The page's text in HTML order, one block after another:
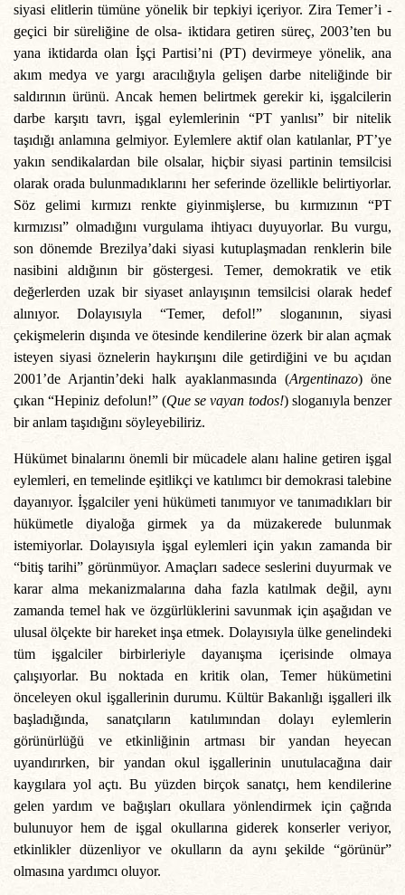
siyasi elitlerin tümüne yönelik bir tepkiyi içeriyor. Zira Temer’i -
geçici bir süreliğine de olsa- iktidara getiren süreç, 2003’ten bu
yana iktidarda olan İşçi Partisi’ni (PT) devirmeye yönelik, ana
akım medya ve yargı aracılığıyla gelişen darbe niteliğinde bir
saldırının ürünü. Ancak hemen belirtmek gerekir ki, işgalcilerin
darbe karşıtı tavrı, işgal eylemlerinin “PT yanlısı” bir nitelik
taşıdığı anlamına gelmiyor. Eylemlere aktif olan katılanlar, PT’ye
yakın sendikalardan bile olsalar, hiçbir siyasi partinin temsilcisi
olarak orada bulunmadıklarını her seferinde özellikle belirtiyorlar.
Söz gelimi kırmızı renkte giyinmişlerse, bu kırmızının “PT
kırmızısı” olmadığını vurgulama ihtiyacı duyuyorlar. Bu vurgu,
son dönemde Brezilya’daki siyasi kutuplaşmadan renklerin bile
nasibini aldığının bir göstergesi. Temer, demokratik ve etik
değerlerden uzak bir siyaset anlayışının temsilcisi olarak hedef
alınıyor. Dolayısıyla “Temer, defol!” sloganının, siyasi
çekişmelerin dışında ve ötesinde kendilerine özerk bir alan açmak
isteyen siyasi öznelerin haykırışını dile getirdiğini ve bu açıdan
2001’de Arjantin’deki halk ayaklanmasında (Argentinazo) öne
çıkan “Hepiniz defolun!” (Que se vayan todos!) sloganıyla benzer
bir anlam taşıdığını söyleyebiliriz.
Hükümet binalarını önemli bir mücadele alanı haline getiren işgal
eylemleri, en temelinde eşitlikçi ve katılımcı bir demokrasi talebine
dayanıyor. İşgalciler yeni hükümeti tanımıyor ve tanımadıkları bir
hükümetle diyaloğa girmek ya da müzakerede bulunmak
istemiyorlar. Dolayısıyla işgal eylemleri için yakın zamanda bir
“bitiş tarihi” görünmüyor. Amaçları sadece seslerini duyurmak ve
karar alma mekanizmalarına daha fazla katılmak değil, aynı
zamanda temel hak ve özgürlüklerini savunmak için aşağıdan ve
ulusal ölçekte bir hareket inşa etmek. Dolayısıyla ülke genelindeki
tüm işgalciler birbirleriyle dayanışma içerisinde olmaya
çalışıyorlar. Bu noktada en kritik olan, Temer hükümetini
önceleyen okul işgallerinin durumu. Kültür Bakanlığı işgalleri ilk
başladığında, sanatçıların katılımından dolayı eylemlerin
görünürlüğü ve etkinliğinin artması bir yandan heyecan
uyandırırken, bir yandan okul işgallerinin unutulacağına dair
kaygılara yol açtı. Bu yüzden birçok sanatçı, hem kendilerine
gelen yardım ve bağışları okullara yönlendirmek için çağrıda
bulunuyor hem de işgal okullarına giderek konserler veriyor,
etkinlikler düzenliyor ve okulların da aynı şekilde “görünür”
olmasına yardımcı oluyor.